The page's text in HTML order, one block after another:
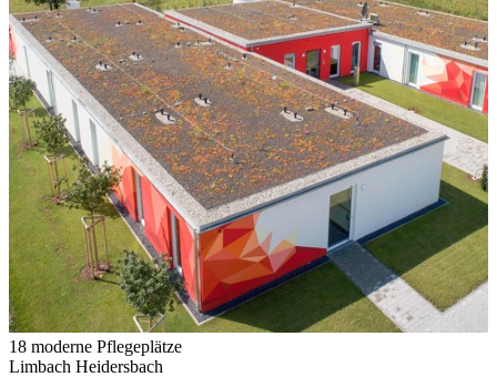
18 moderne Pflegeplätze
Limbach Heidersbach